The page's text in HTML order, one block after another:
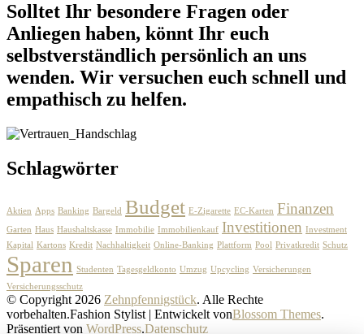
Solltet Ihr besondere Fragen oder
Anliegen haben, könnt Ihr euch
selbstverständlich persönlich an uns
wenden. Wir versuchen euch schnell und
empathisch zu helfen.
Schlagwörter
Aktien Apps Banking Bargeld Budget E-Zigarette EC-Karten Finanzen
Garten Haus Haushaltskasse Immobilie Immobilienkauf Investitionen Investment
Kapital Kartons Kredit Nachhaltigkeit Online-Banking Plattform Pool Privatkredit Schutz
Sparen Studenten Tagesgeldkonto Umzug Upcycling Versicherungen
Versicherungsschutz
© Copyright 2026 Zehnpfennigstück. Alle Rechte
vorbehalten.Fashion Stylist | Entwickelt vonBlossom Themes.
Präsentiert von WordPress.Datenschutz